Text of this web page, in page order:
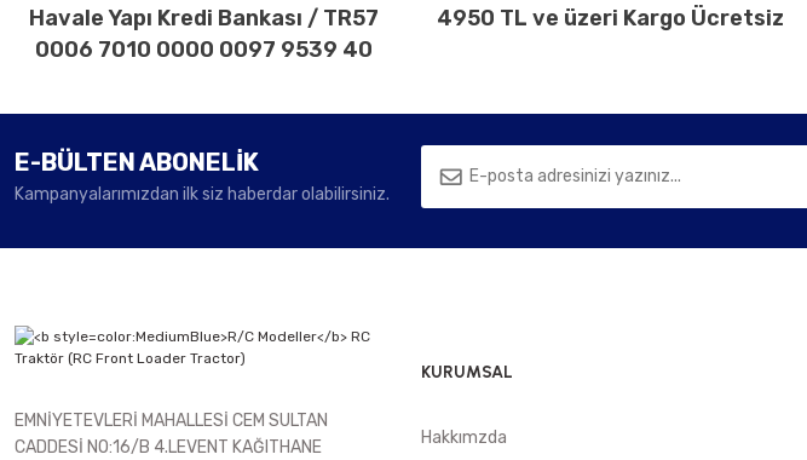
Havale Yapı Kredi Bankası / TR57
0006 7010 0000 0097 9539 40
4950 TL ve üzeri Kargo Ücretsiz
E-BÜLTEN ABONELİK
Kampanyalarımızdan ilk siz haberdar olabilirsiniz.
EMNİYETEVLERİ MAHALLESİ CEM SULTAN
CADDESİ NO:16/B 4.LEVENT KAĞITHANE
KURUMSAL
Hakkımzda